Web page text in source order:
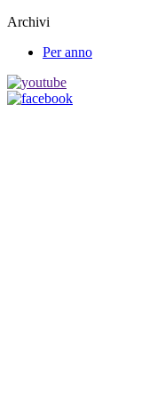
Archivi
Per anno